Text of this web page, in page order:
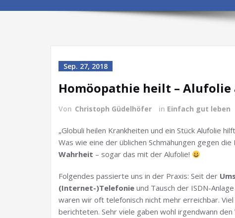
Sep. 27, 2018
Homöopathie heilt – Alufolie
Von Christoph Güdelhöfer in Einfach gut leben
„Globuli heilen Krankheiten und ein Stück Alufolie
Was wie eine der üblichen Schmähungen gegen
Wahrheit – sogar das mit der Alufolie!
Folgendes passierte uns in der Praxis: Seit der
(Internet-)Telefonie und Tausch der ISDN-
waren wir oft telefonisch nicht mehr erreichbar.
berichteten. Sehr viele gaben wohl irgendwann den